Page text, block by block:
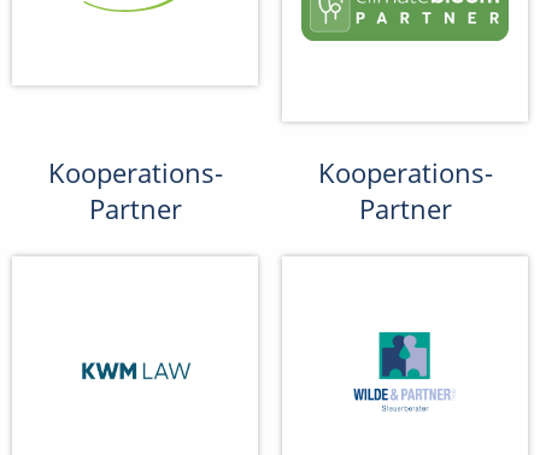
Kooperations-
Partner
Kooperations-
Partner